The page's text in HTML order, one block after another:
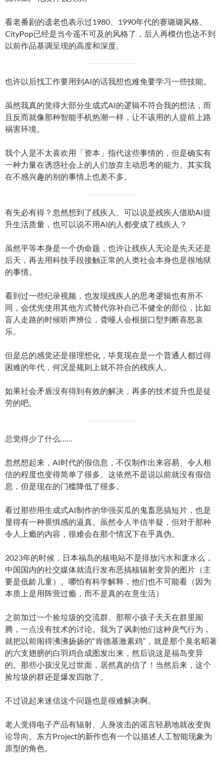
看老番剧的遗老也表示过1980、1990年代的赛璐璐风格、
CityPop已经是当今遥不可及的风格了，后人再模仿也达不到
以前作品基调呈现的高度和深度。
也许以后找工作要用到AI的话我想也难免要学习一些技能。
虽然我真的觉得大部分生成式AI的逻辑不符合我的想法，而
且反而就像那种智能手机热潮一样，让不该用的人提前上路
祸害环境。
我个人是不太喜欢用「资本」指代这些事情的，但是确实有
一种力量在诱惑社会上的人们放弃主动思考的能力。其实我
在不感兴趣的别的事情上也差不多。
有失必有得？忽然想到了残疾人。可以说是残疾人借助AI提
升生活质量，也可以说不用AI的人都变成了残疾人？
虽然平等本身是一个伪命题，也许让残疾人无论是先天还是
后天，再去用科技手段接触正常的人类社会本身也是很地狱
的事情。
看到过一些纪录视频，也发现残疾人的思考逻辑也有所不
同，会优先使用其他方式替代弥补自己不健全的部位，比如
盲人走路的时候听声辨位，聋哑人会根据口型判断喜怒哀
乐。
但是总的感觉还是很理想化，毕竟现在是一个普通人都过得
困难的年代，何况是规则上就不符合的残疾人。
如果社会矛盾没有得到有效的解决，再多的技术提升也是徒
劳的吧。
总觉得少了什么……
忽然想起来，AI时代的假信息，不仅制作出来容易、令人相
信的程度也变得简单了很多。这依然不是说以前就没有假信
息，但是现在的门槛降低了很多。
看过那些用生成式AI制作的华强买瓜的鬼畜恶搞短片，也是
显得有一种畏惧感的逼真。虽然令人半信半疑，但对于那种
令人上瘾的内容，很难会在那个情况下在乎真伪。
2023年的时候，日本福岛的核电站不是排放污水和废水么，
中国国内的社交媒体就流行发布恶搞核辐射变异的图片（主
要是低龄儿童）。哪怕有科学解释，他们也不可能看（因为
本质上是用阵营过瘾，而不是真的在意生活）
之前加过一个捡垃圾的交流群。那帮小孩子天天在群里闹
腾，一点没有技术的讨论。我为了讽刺他们这种戾气行为，
就把以前闹得沸沸扬扬的“肯德基激素鸡”，就是那个臭名昭著
的六支翅膀的白羽鸡合成图发出来，然后说这是福岛变异
的。那些小孩没见过世面，居然真的信了！当然后来，这个
捡垃圾的群还是爆发四散了。
不过说起来迷信这个问题也是很难解决啊。
老人觉得电子产品有辐射、人身攻击的谣言轻易地就改变舆
论导向。东方Project的新作也有一个以描述人工智能现象为
原型的角色。